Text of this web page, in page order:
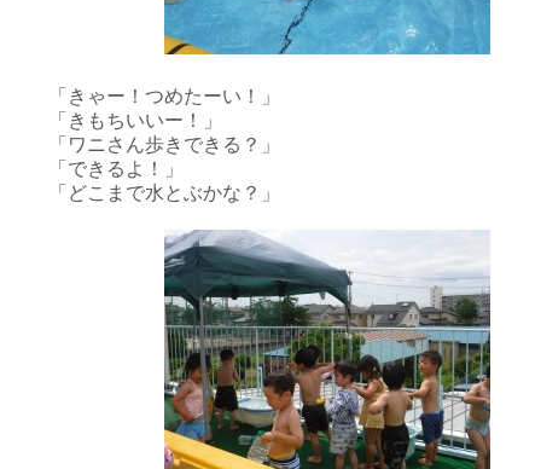
「きゃー！つめたーい！」
「きもちいいー！」
「ワニさん歩きできる？」
「できるよ！」
「どこまで水とぶかな？」